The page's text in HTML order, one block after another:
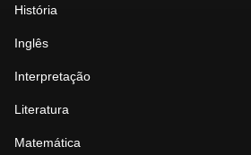
História
Inglês
Interpretação
Literatura
Matemática